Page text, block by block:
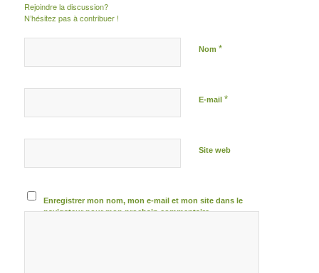
Rejoindre la discussion?
N’hésitez pas à contribuer !
Nom *
E-mail *
Site web
Enregistrer mon nom, mon e-mail et mon site dans le
navigateur pour mon prochain commentaire.